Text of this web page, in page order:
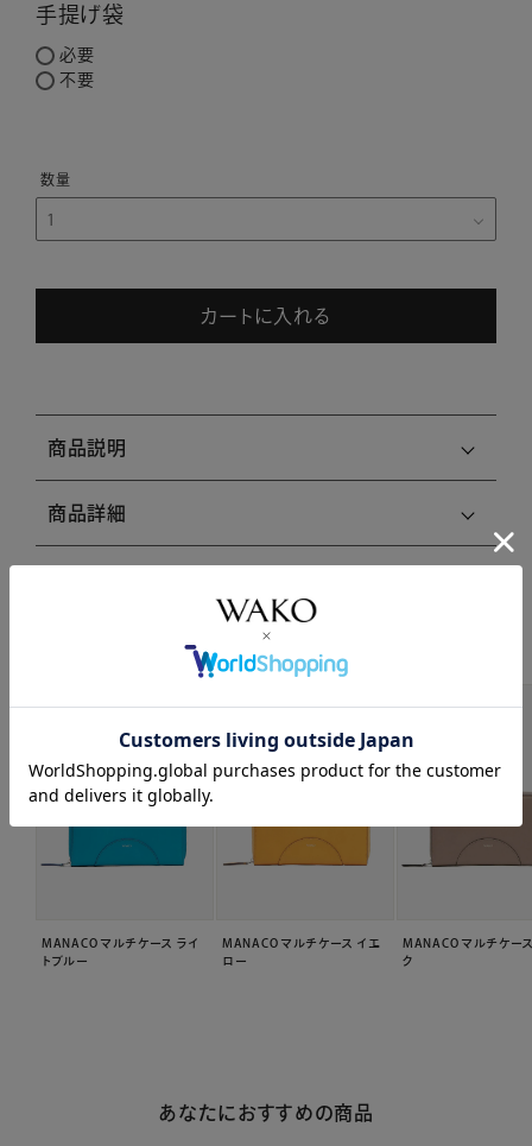
手提げ袋
必要
不要
カートに入れる
商品説明
商品詳細
MANACO マルチケース ライ
トブルー
MANACO マルチケース イエ
ロー
MANACO マルチケー
ク
あなたにおすすめの商品